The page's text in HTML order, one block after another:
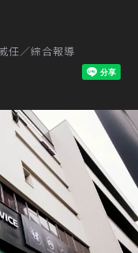
任／綜合報導